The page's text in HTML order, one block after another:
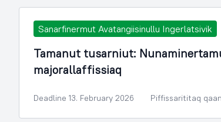
Sanarfinermut Avatangiisinullu Ingerlatsivik
Tamanut tusarniut:
majorallaffissiaq
Deadline 13. February 2026 Piffissarititaq